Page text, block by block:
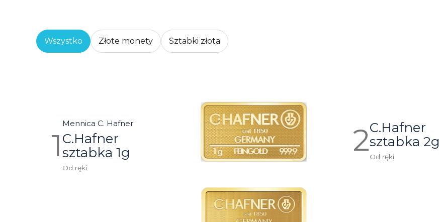
Wszystko Złote monety Sztabki złota
Mennica C. Hafner
C.Hafner
sztabka 1g
Od ręki
C.Hafner
sztabka 2g
Od ręki